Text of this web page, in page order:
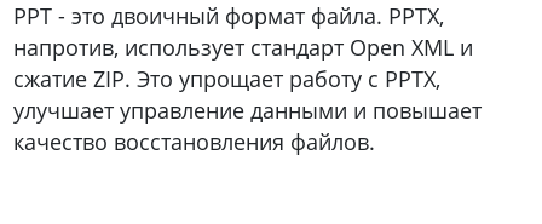
PPT - это двоичный формат файла. PPTX,
напротив, использует стандарт Open XML и
сжатие ZIP. Это упрощает работу с PPTX,
улучшает управление данными и повышает
качество восстановления файлов.